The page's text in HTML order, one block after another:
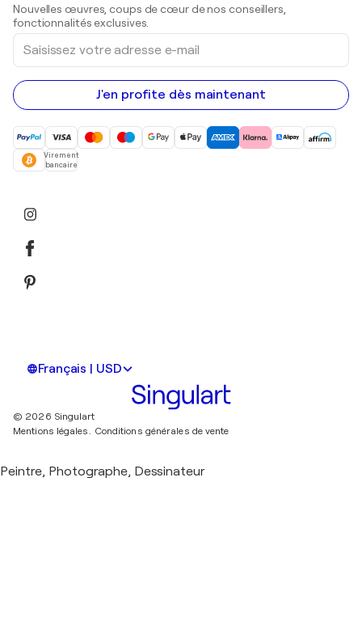
Peintures acryliques
Nouvelles œuvres, coups de cœur de nos conseillers,
fonctionnalités exclusives.
Saisissez
votre
adresse
e-
mail
J'en profite dès maintenant
Virement
bancaire
Français | USD
© 2026 Singulart
Mentions légales.
Conditions générales de vente
Peintre, Photographe, Dessinateur